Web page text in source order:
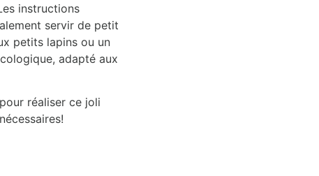
instructions
servir de petit
petits lapins ou un
adapté aux
réaliser ce joli